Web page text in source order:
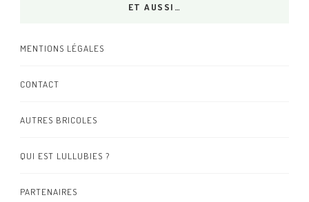
ET AUSSI…
MENTIONS LÉGALES
CONTACT
AUTRES BRICOLES
QUI EST LULLUBIES ?
PARTENAIRES